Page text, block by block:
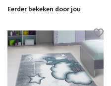
Eerder bekeken door jou